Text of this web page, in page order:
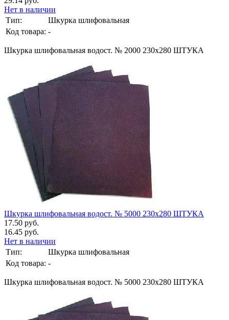
Нет в наличии
Тип:
Шкурка шлифовальная
Код товара: -
Шкурка шлифовальная водост. № 2000 230х280 ШТУКА
Шкурка шлифовальная водост. № 5000 230х280 ШТУКА
17.50 руб.
16.45 руб.
Нет в наличии
Тип:
Шкурка шлифовальная
Код товара: -
Шкурка шлифовальная водост. № 5000 230х280 ШТУКА